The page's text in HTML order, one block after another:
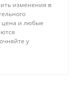
изменения в
цена и любые
у